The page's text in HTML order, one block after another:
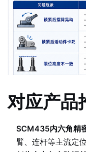
对应产品
SCM435内六角精
臂、连杆等主流定位